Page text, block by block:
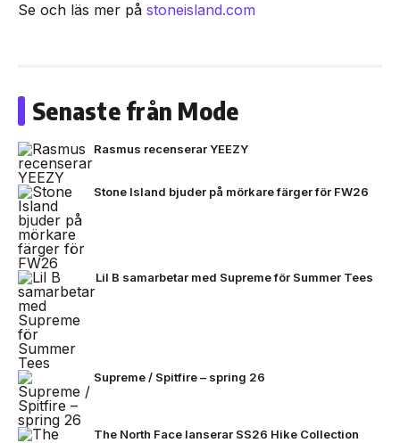
Se och läs mer på stoneisland.com
Senaste från Mode
Rasmus recenserar YEEZY
Stone Island bjuder på mörkare färger för FW26
Lil B samarbetar med Supreme för Summer Tees
Supreme / Spitfire – spring 26
The North Face lanserar SS26 Hike Collection